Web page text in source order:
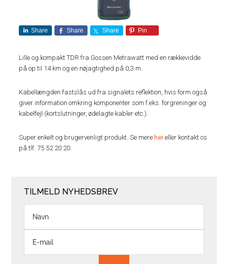
Share Share Share Pin
Lille og kompakt TDR fra Gossen Metrawatt med en rækkevidde
på op til 14 km og en nøjagtighed på 0,3 m.
Kabellængden fastslås ud fra signalets reflektion, hvis form også
giver information omkring komponenter som f.eks. forgreninger og
kabelfejl (kortslutninger, ødelagte kabler etc.).
Super enkelt og brugervenligt produkt. Se mere hereller kontakt os
på tlf. 75 52 20 20.
TILMELD NYHEDSBREV